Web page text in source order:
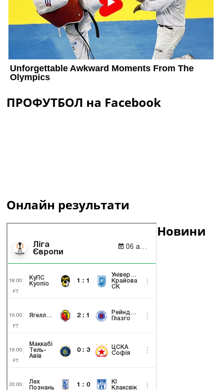
ПРОФУТБОЛ на Facebook
Онлайн результати
Новини